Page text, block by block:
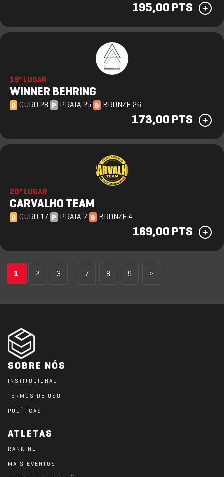
195,00 PTS
19º LUGAR
WINNER BEHRING
O OURO 28 P PRATA 25 B BRONZE 26
173,00 PTS
20º LUGAR
CARVALHO TEAM
O OURO 17 P PRATA 7 B BRONZE 4
169,00 PTS
1 2 3 ... 7 8 9 >
SOBRE NÓS
INSTITUCIONAL
TERMOS DE USO
POLÍTICAS
ATLETAS
RANKING
MAIS EVENTOS